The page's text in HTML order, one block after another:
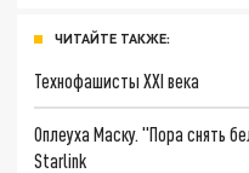
ЧИТАЙТЕ ТАКЖЕ:
Технофашисты XXI века
Оплеуха Маску. "Пора снять
Starlink